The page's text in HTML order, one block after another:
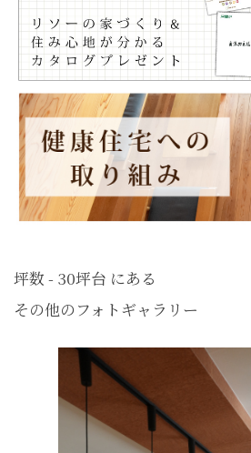
坪数 - 30坪台 にある
その他のフォトギャラリー